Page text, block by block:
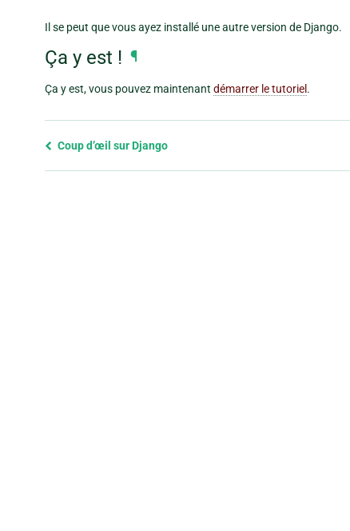
Il se peut que vous ayez installé une autre version de Django.
Ça y est ! ¶
Ça y est, vous pouvez maintenant démarrer le tutoriel .
Previous
Coup d’œil sur Django